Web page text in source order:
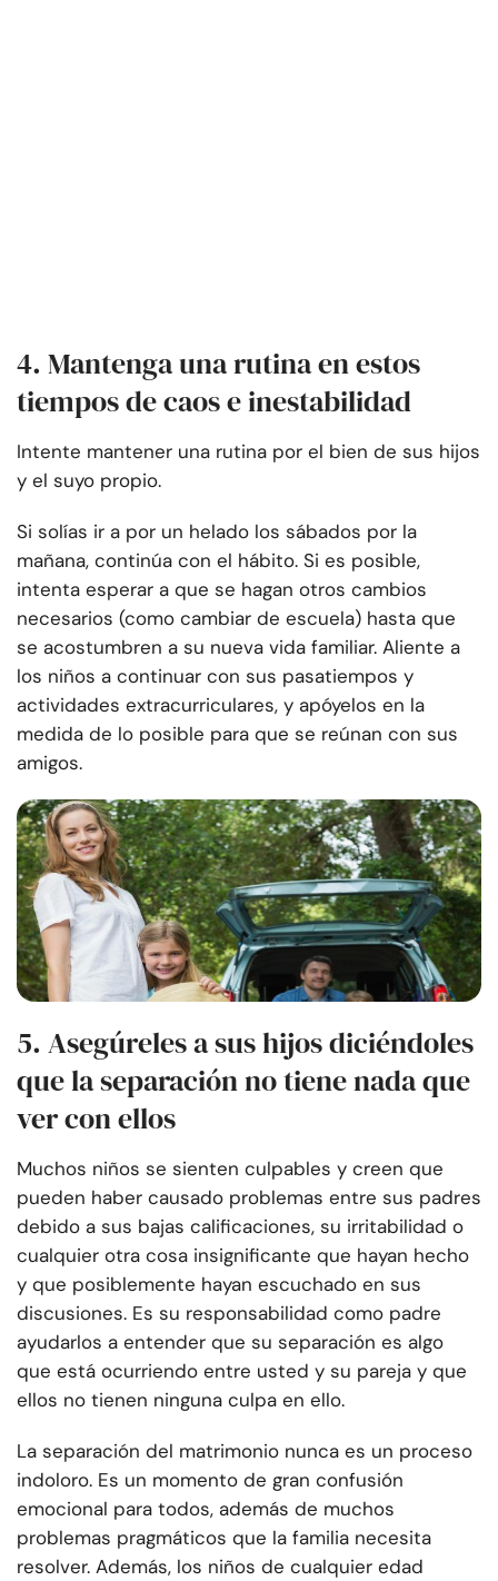
4. Mantenga una rutina en estos
tiempos de caos e inestabilidad
Intente mantener una rutina por el bien de sus hijos
y el suyo propio.
Si solías ir a por un helado los sábados por la
mañana, continúa con el hábito. Si es posible,
intenta esperar a que se hagan otros cambios
necesarios (como cambiar de escuela) hasta que
se acostumbren a su nueva vida familiar. Aliente a
los niños a continuar con sus pasatiempos y
actividades extracurriculares, y apóyelos en la
medida de lo posible para que se reúnan con sus
amigos.
5. Asegúreles a sus hijos diciéndoles
que la separación no tiene nada que
ver con ellos
Muchos niños se sienten culpables y creen que
pueden haber causado problemas entre sus padres
debido a sus bajas calificaciones, su irritabilidad o
cualquier otra cosa insignificante que hayan hecho
y que posiblemente hayan escuchado en sus
discusiones. Es su responsabilidad como padre
ayudarlos a entender que su separación es algo
que está ocurriendo entre usted y su pareja y que
ellos no tienen ninguna culpa en ello.
La separación del matrimonio nunca es un proceso
indoloro. Es un momento de gran confusión
emocional para todos, además de muchos
problemas pragmáticos que la familia necesita
resolver. Además, los niños de cualquier edad